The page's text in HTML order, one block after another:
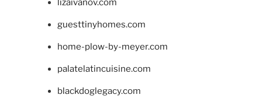
lizaivanov.com
guesttinyhomes.com
home-plow-by-meyer.com
palatelatincuisine.com
blackdoglegacy.com